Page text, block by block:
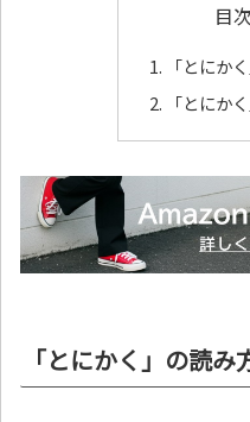
目次
「とにか
「とにか
「とにかく」の読み